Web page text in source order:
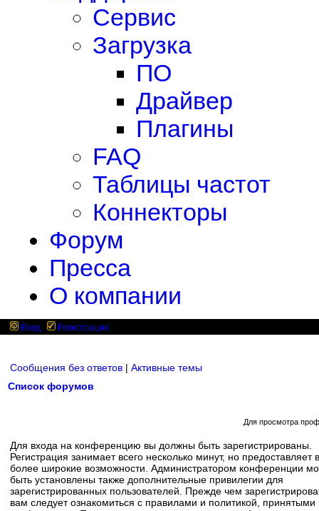
Сервис
Загрузка
ПО
Драйвер
Плагины
FAQ
Таблицы частот
Коннекторы
Форум
Пресса
О компании
Вход Регистрация
Сообщения без ответов | Активные темы
Список форумов
Для просмотра
Для входа на конференцию вы должны быть зарегистрированы.
Регистрация занимает всего несколько минут, но предоставляет
более широкие возможности. Администратором конференции
быть установлены также дополнительные привилегии для
зарегистрированных пользователей. Прежде чем
вам следует ознакомиться с правилами и политикой, принятыми